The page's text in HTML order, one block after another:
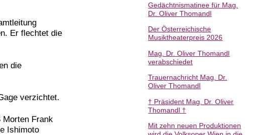
Er flechtet die
die
verzichtet.
Frank
Ishimoto
Gedächtnismatinee für Mag.
Dr. Oliver Thomandl
Der Österreichische
Musiktheaterpreis 2026
Mag. Dr. Oliver Thomandl
verabschiedet
Trauernachricht Mag. Dr.
Oliver Thomandl
† Präsident Mag. Dr. Oliver
Thomandl †
Mit zehn neuen Produktionen